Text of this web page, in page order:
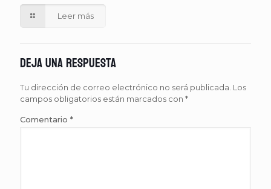
Leer más
Deja una respuesta
Tu dirección de correo electrónico no será publicada. Los
campos obligatorios están marcados con *
Comentario *